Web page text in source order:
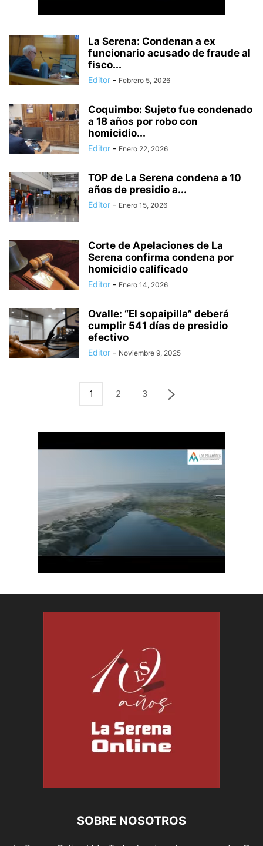
La Serena: Condenan a ex
funcionario acusado de fraude al
fisco...
Editor - Febrero 5, 2026
Coquimbo: Sujeto fue condenado
a 18 años por robo con
homicidio...
Editor - Enero 22, 2026
TOP de La Serena condena a 10
años de presidio a...
Editor - Enero 15, 2026
Corte de Apelaciones de La
Serena confirma condena por
homicidio calificado
Editor - Enero 14, 2026
Ovalle: “El sopaipilla” deberá
cumplir 541 días de presidio
efectivo
Editor - Noviembre 9, 2025
1 2 3
SOBRE NOSOTROS